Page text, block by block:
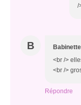
/
B Babinette
<br />
<br />
Répondre